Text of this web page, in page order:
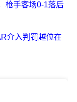
枪手客场0-1落后
介入判罚越位在